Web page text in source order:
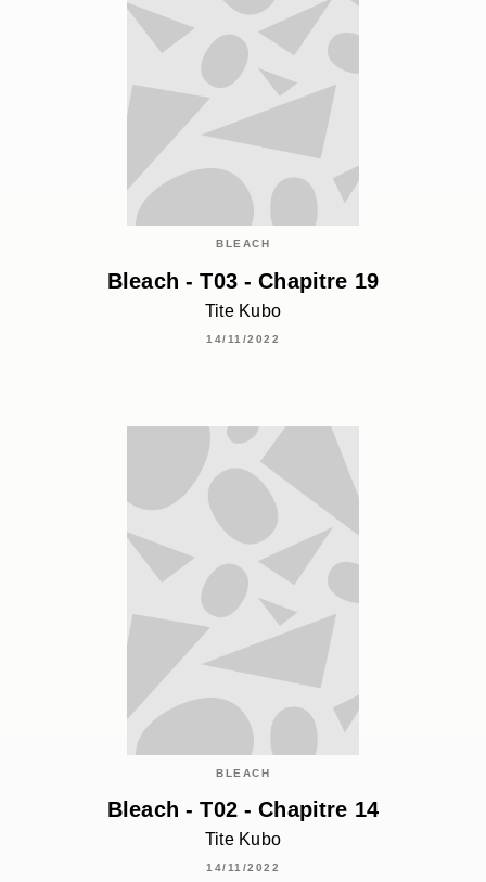
BLEACH
Bleach - T03 - Chapitre 19
Tite Kubo
14/11/2022
BLEACH
Bleach - T02 - Chapitre 14
Tite Kubo
14/11/2022